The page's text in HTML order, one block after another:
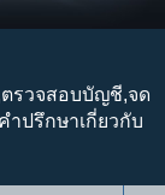
รวจสอบบัญชี,จด
ำปรึกษาเกี่ยวกับ